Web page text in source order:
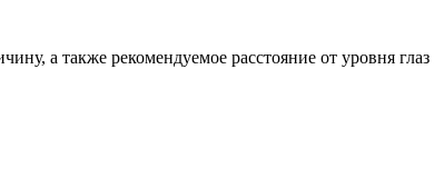
а также рекомендуемое расстояние от уровня